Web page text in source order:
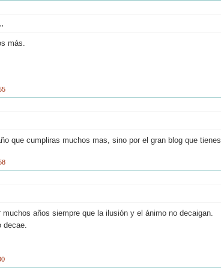
más.
que cumpliras muchos mas, sino por el gran blog que tienes.
años siempre que la ilusión y el ánimo no decaigan.